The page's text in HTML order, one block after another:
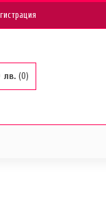
лв. 0